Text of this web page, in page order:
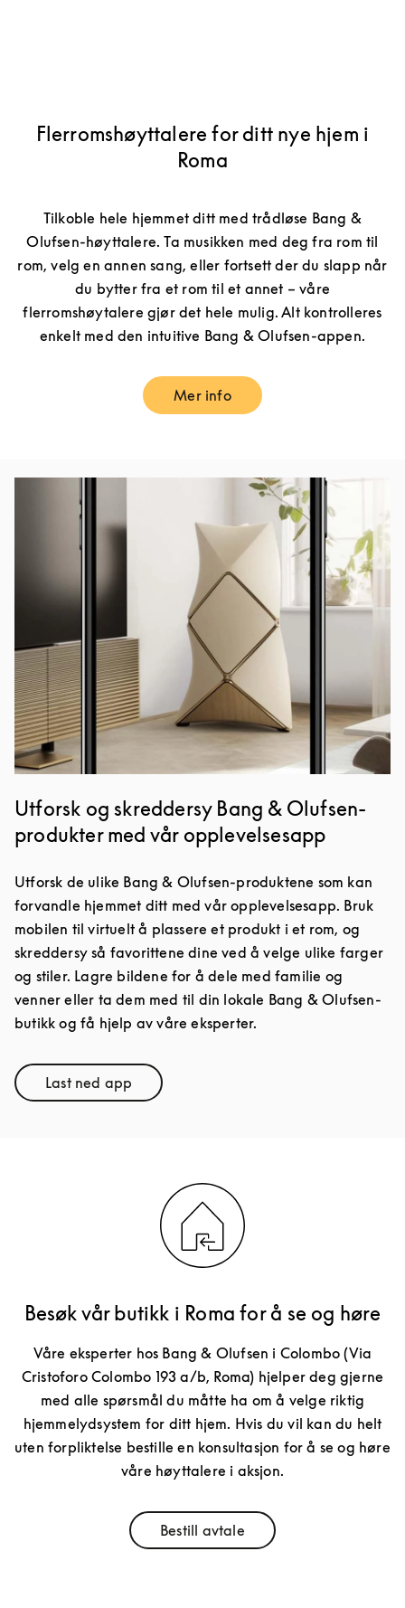
Flerromshøyttalere for ditt nye hjem i
Roma
Tilkoble hele hjemmet ditt med trådløse Bang &
Olufsen-høyttalere. Ta musikken med deg fra rom til
rom, velg en annen sang, eller fortsett der du slapp når
du bytter fra et rom til et annet – våre
flerromshøytalere gjør det hele mulig. Alt kontrolleres
enkelt med den intuitive Bang & Olufsen-appen.
Mer infoLink Opens in New Tab
Utforsk og skreddersy Bang & Olufsen-
produkter med vår opplevelsesapp
Utforsk de ulike Bang & Olufsen-produktene som kan
forvandle hjemmet ditt med vår opplevelsesapp. Bruk
mobilen til virtuelt å plassere et produkt i et rom, og
skreddersy så favorittene dine ved å velge ulike farger
og stiler. Lagre bildene for å dele med familie og
venner eller ta dem med til din lokale Bang & Olufsen-
butikk og få hjelp av våre eksperter.
Last ned appLink Opens in New Tab
Besøk vår butikk i Roma for å se og høre
Våre eksperter hos Bang & Olufsen i Colombo (Via
Cristoforo Colombo 193 a/b, Roma) hjelper deg gjerne
med alle spørsmål du måtte ha om å velge riktig
hjemmelydsystem for ditt hjem. Hvis du vil kan du helt
uten forpliktelse bestille en konsultasjon for å se og høre
våre høyttalere i aksjon.
Bestill avtaleLink Opens in New Tab